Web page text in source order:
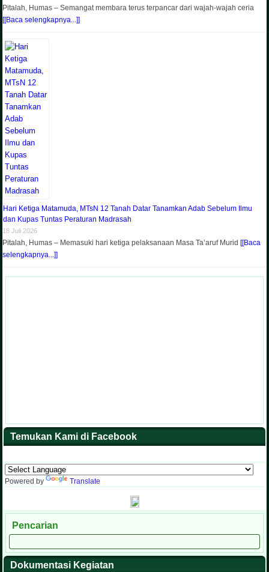
Pitalah, Humas – Semangat membara terus terpancar dari wajah-wajah ceria
[[Baca selengkapnya...]]
Hari Ketiga Matamuda, MTsN 12 Tanah Datar Tanamkan Adab Sebelum Ilmu
dan Kupas Tuntas Peraturan Madrasah
18 Juli 2026
Pitalah, Humas – Memasuki hari ketiga pelaksanaan Masa Ta’aruf Murid[[Baca
selengkapnya...]]
Temukan Kami di Facebook
Powered by Translate
Pencarian
Dokumentasi Kegiatan